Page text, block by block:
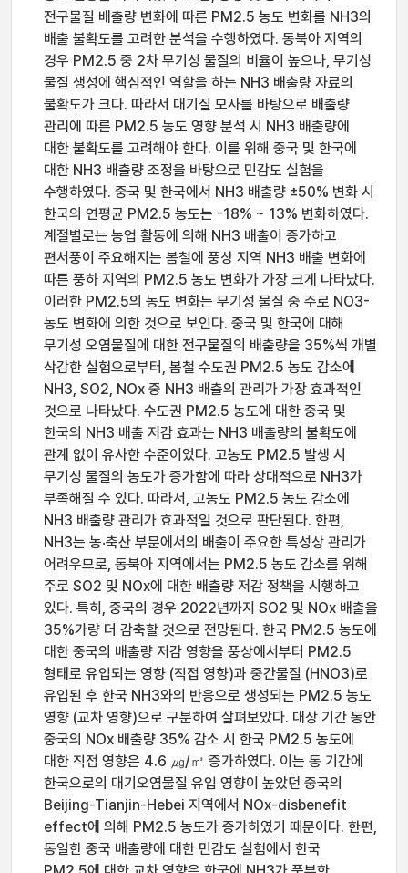
전구물질 배출량 변화에 따른 PM2.5 농도 변화를 NH3의
배출 불확도를 고려한 분석을 수행하였다. 동북아 지역의
경우 PM2.5 중 2차 무기성 물질의 비율이 높으나, 무기성
물질 생성에 핵심적인 역할을 하는 NH3 배출량 자료의
불확도가 크다. 따라서 대기질 모사를 바탕으로 배출량
관리에 따른 PM2.5 농도 영향 분석 시 NH3 배출량에
대한 불확도를 고려해야 한다. 이를 위해 중국 및 한국에
대한 NH3 배출량 조정을 바탕으로 민감도 실험을
수행하였다. 중국 및 한국에서 NH3 배출량 ±50% 변화 시
한국의 연평균 PM2.5 농도는 -18% ~ 13% 변화하였다.
계절별로는 농업 활동에 의해 NH3 배출이 증가하고
편서풍이 주요해지는 봄철에 풍상 지역 NH3 배출 변화에
따른 풍하 지역의 PM2.5 농도 변화가 가장 크게 나타났다.
이러한 PM2.5의 농도 변화는 무기성 물질 중 주로 NO3-
농도 변화에 의한 것으로 보인다. 중국 및 한국에 대해
무기성 오염물질에 대한 전구물질의 배출량을 35%씩 개별
삭감한 실험으로부터, 봄철 수도권 PM2.5 농도 감소에
NH3, SO2, NOx 중 NH3 배출의 관리가 가장 효과적인
것으로 나타났다. 수도권 PM2.5 농도에 대한 중국 및
한국의 NH3 배출 저감 효과는 NH3 배출량의 불확도에
관계 없이 유사한 수준이었다. 고농도 PM2.5 발생 시
무기성 물질의 농도가 증가함에 따라 상대적으로 NH3가
부족해질 수 있다. 따라서, 고농도 PM2.5 농도 감소에
NH3 배출량 관리가 효과적일 것으로 판단된다. 한편,
NH3는 농‧축산 부문에서의 배출이 주요한 특성상 관리가
어려우므로, 동북아 지역에서는 PM2.5 농도 감소를 위해
주로 SO2 및 NOx에 대한 배출량 저감 정책을 시행하고
있다. 특히, 중국의 경우 2022년까지 SO2 및 NOx 배출을
35%가량 더 감축할 것으로 전망된다. 한국 PM2.5 농도에
대한 중국의 배출량 저감 영향을 풍상에서부터 PM2.5
형태로 유입되는 영향 (직접 영향)과 중간물질 (HNO3)로
유입된 후 한국 NH3와의 반응으로 생성되는 PM2.5 농도
영향 (교차 영향)으로 구분하여 살펴보았다. 대상 기간 동안
중국의 NOx 배출량 35% 감소 시 한국 PM2.5 농도에
대한 직접 영향은 4.6 ㎍/㎥ 증가하였다. 이는 동 기간에
한국으로의 대기오염물질 유입 영향이 높았던 중국의
Beijing-Tianjin-Hebei 지역에서 NOx-disbenefit
effect에 의해 PM2.5 농도가 증가하였기 때문이다. 한편,
동일한 중국 배출량에 대한 민감도 실험에서 한국